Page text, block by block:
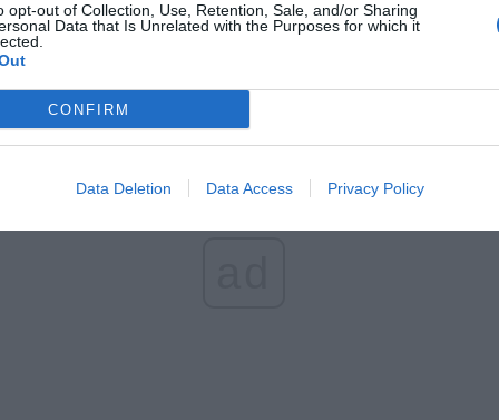
opt-out of Collection, Use, Retention, Sale, and/or Sharing
Data that Is Unrelated with the Purposes for which it
CONFIRM
Data Deletion Data Access Privacy Policy
, w tym sklepy modowe, kosmetyczne, oraz punkty spożywcze.
zostanie również strefa gastronomiczna, gdzie klienci
dań kuchni wietnamskiej, polskiej, tureckiej oraz ramen.